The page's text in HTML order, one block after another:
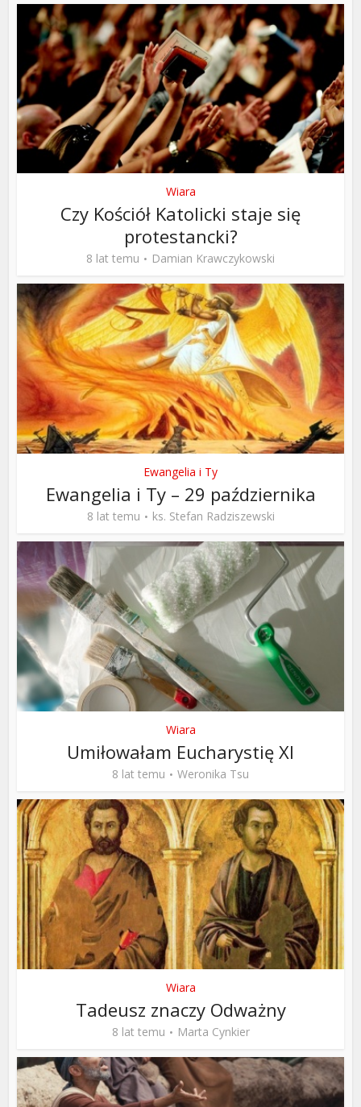
Wiara
Czy Kościół Katolicki staje się
protestancki?
8 lat temu Damian Krawczykowski
Ewangelia i Ty
Ewangelia i Ty – 29 października
8 lat temu ks. Stefan Radziszewski
Wiara
Umiłowałam Eucharystię XI
8 lat temu Weronika Tsu
Wiara
Tadeusz znaczy Odważny
8 lat temu Marta Cynkier